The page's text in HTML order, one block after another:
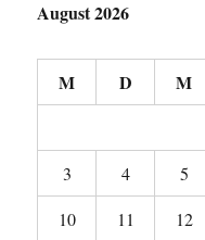
August 2026
M D M
3
4 5
10
11 12